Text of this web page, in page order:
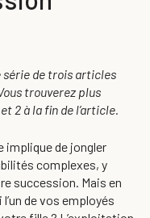
série de trois articles
trouverez plus
2 à la fin de l’article.
implique de jongler
complexes, y
succession. Mais en
de vos employés